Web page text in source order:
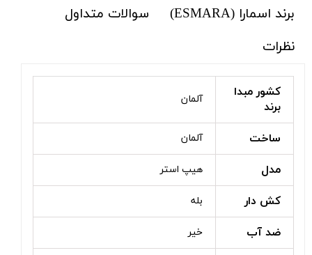
برند اسمارا (ESMARA)
سوالات متداول
نظرات
کشور مبدا
برند
آلمان
ساخت آلمان
مدل هیپ استر
کش دار بله
ضد آب خیر